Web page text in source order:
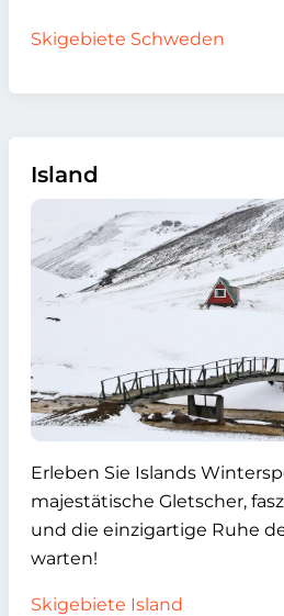
Skigebiete Schweden
Island
Erleben Sie Islands
majestätische Gletscher,
und die einzigartige Ruhe
warten!
Skigebiete Island